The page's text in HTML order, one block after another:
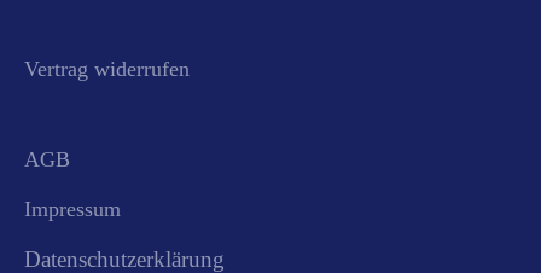
Vertrag widerrufen
AGB
Impressum
Datenschutzerklärung